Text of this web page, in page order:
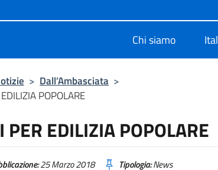
Chi siamo
> Dall’Ambasciata >
POPOLARE
PER EDILIZIA POPOLARE
25 Marzo 2018 Tipologia:News